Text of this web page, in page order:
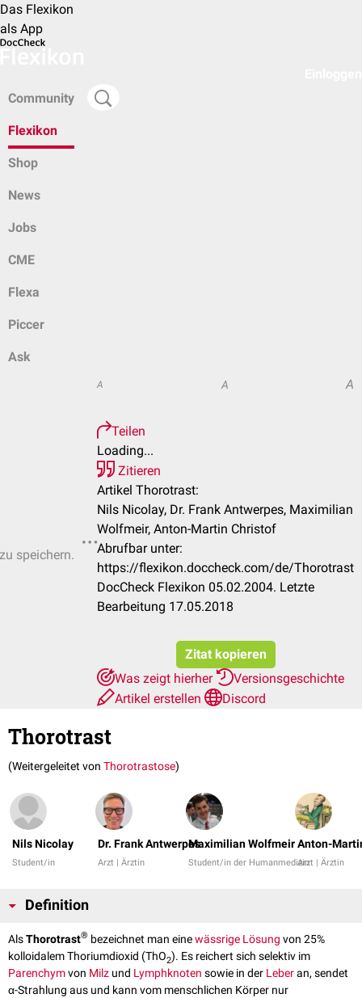
Das Flexikon
als App
Community
Flexikon
Shop
News
Jobs
CME
Flexa
Piccer
Ask
speichern.
A A A
Teilen
Loading...
Zitieren
Artikel Thorotrast:
Nils Nicolay, Dr. Frank Antwerpes, Maximilian
Wolfmeir, Anton-Martin Christof
Abrufbar unter:
https://flexikon.doccheck.com/de/Thorotrast
DocCheck Flexikon 05.02.2004. Letzte
Bearbeitung 17.05.2018
Zitat kopieren
Was zeigt hierher
Versionsgeschichte
Artikel erstellen
Discord
Thorotrast
(Weitergeleitet von Thorotrastose)
Nils Nicolay
Student/in
Dr. Frank Antwerpes
Arzt | Ärztin
Maximilian Wolfmeir
Student/in der Humanmedizin
Anton-
Arzt | Ärztin
Definition
AlsThorotrast® bezeichnet man einewässrige Lösung von 25%
kolloidalem Thoriumdioxid (ThO2). Es reichert sich selektiv im
Parenchymvon Milz und Lymphknoten sowie in der Leberan, sendet
α-Strahlung aus und kann vom menschlichen Körper nur